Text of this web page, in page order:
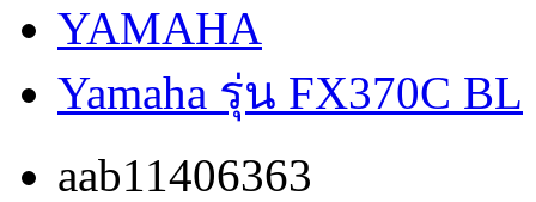
YAMAHA
Yamaha รุ่น FX370C BL
aab11406363